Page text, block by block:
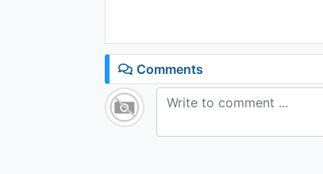
Comments